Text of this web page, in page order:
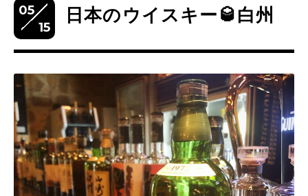
05
15
日本のウイスキー🥃白州